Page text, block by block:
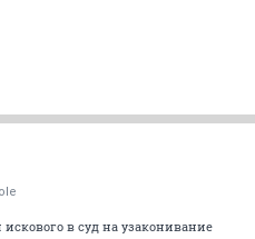
в суд на узаконивание